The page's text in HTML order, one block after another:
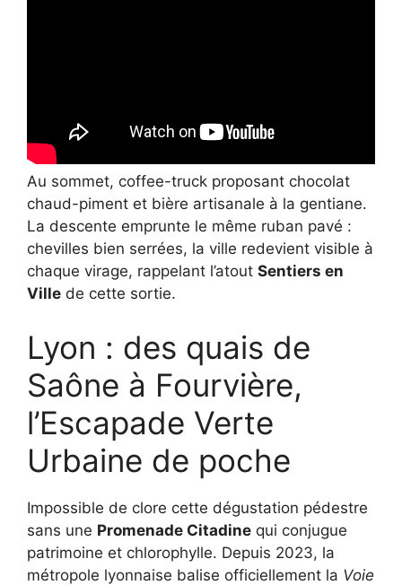
Au sommet, coffee-truck proposant chocolat
chaud-piment et bière artisanale à la gentiane.
La descente emprunte le même ruban pavé :
chevilles bien serrées, la ville redevient visible à
chaque virage, rappelant l’atout Sentiers en
Ville de cette sortie.
Lyon : des quais de
Saône à Fourvière,
l’Escapade Verte
Urbaine de poche
Impossible de clore cette dégustation pédestre
sans une Promenade Citadine qui conjugue
patrimoine et chlorophylle. Depuis 2023, la
métropole lyonnaise balise officiellement la Voie